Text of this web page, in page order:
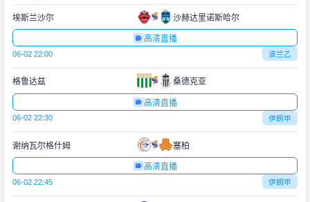
埃斯兰沙尔 沙赫达里诺斯哈尔
高清直播
06-02 22:00 波兰乙
格鲁达兹 桑德克亚
高清直播
06-02 22:30 伊朗甲
谢纳瓦尔格什姆 塞柏
高清直播
06-02 22:45 伊朗甲